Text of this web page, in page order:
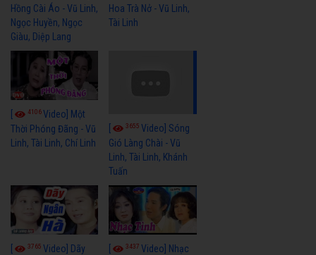
Hồng Cài Áo - Vũ Linh,
Ngọc Huyền, Ngọc
Giàu, Diệp Lang
Hoa Trà Nở - Vũ Linh,
Tài Linh
4106Video] Một
Thời Phóng Đãng - Vũ
Linh, Tài Linh, Chí Linh
3655Video] Sóng
Gió Làng Chài - Vũ
Linh, Tài Linh, Khánh
Tuấn
3765 Video] Dãy
3437Video] Nhạc